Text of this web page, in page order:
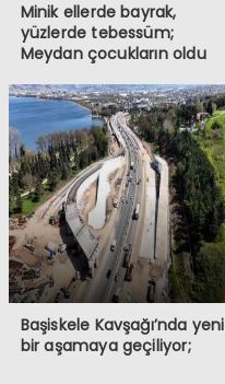
Minik ellerde bayrak,
yüzlerde tebessüm;
Meydan çocukların oldu
Başiskele Kavşağı’nda yeni
bir aşamaya geçiliyor;